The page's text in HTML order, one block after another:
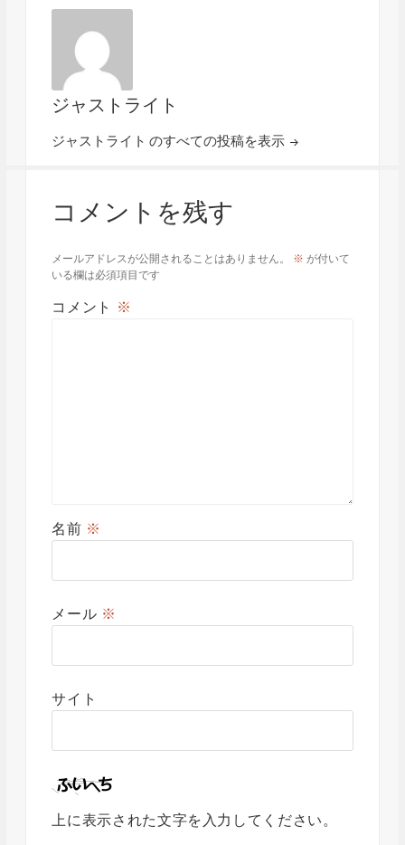
ジャストライト
ジャストライト のすべての投稿を表示
コメントを残す
メールアドレスが公開されることはありません。 ※ が付いて
いる欄は必須項目です
コメント ※
名前 ※
メール ※
サイト
上に表示された文字を入力してください。